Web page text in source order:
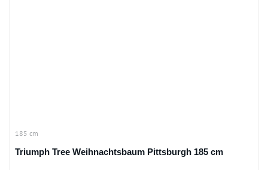
185 cm
Triumph Tree Weihnachtsbaum Pittsburgh 185 cm